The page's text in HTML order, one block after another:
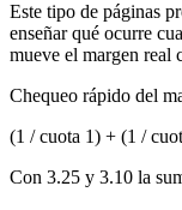
Este tipo de páginas
enseñar qué ocurre
mueve el margen real
Chequeo rápido del
(1 / cuota 1) + (1 /
Con 3.25 y 3.10 la